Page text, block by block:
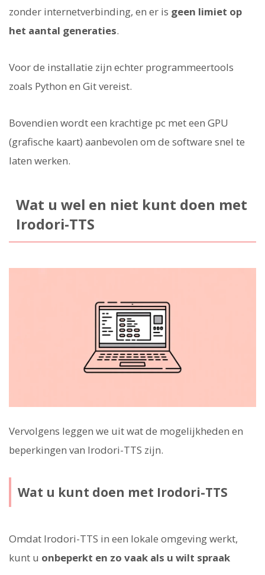
zonder internetverbinding, en er is geen limiet op
het aantal generaties.
Voor de installatie zijn echter programmeertools
zoals Python en Git vereist.
Bovendien wordt een krachtige pc met een GPU
(grafische kaart) aanbevolen om de software snel te
laten werken.
Wat u wel en niet kunt doen met
Irodori-TTS
Vervolgens leggen we uit wat de mogelijkheden en
beperkingen van Irodori-TTS zijn.
Wat u kunt doen met Irodori-TTS
Omdat Irodori-TTS in een lokale omgeving werkt,
kunt u onbeperkt en zo vaak als u wilt spraak